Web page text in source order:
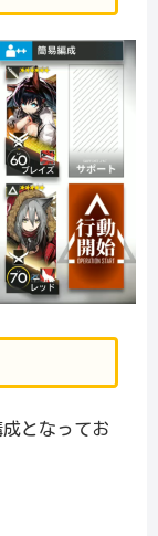
となってお